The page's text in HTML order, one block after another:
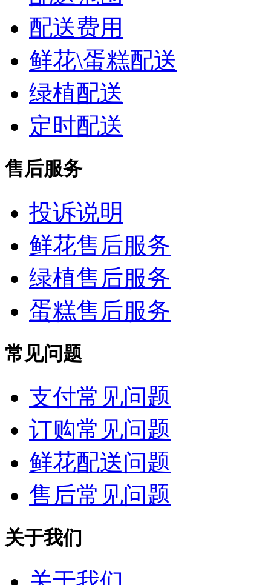
配送费用
鲜花\蛋糕配送
绿植配送
定时配送
售后服务
投诉说明
鲜花售后服务
绿植售后服务
蛋糕售后服务
常见问题
支付常见问题
订购常见问题
鲜花配送问题
售后常见问题
关于我们